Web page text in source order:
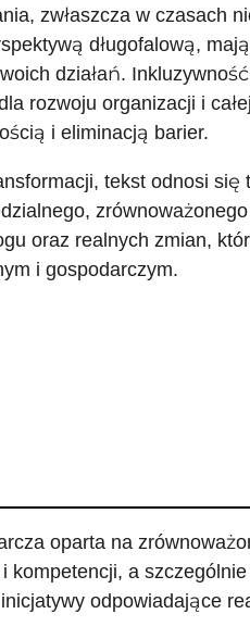
zwłaszcza w czasach
długofalową,
działań.
rozwoju organizacji i
i eliminacją barier.
tekst odnosi
oraz realnych zmian,
i gospodarczym.
oparta na
kompetencji, a
odpowiadające